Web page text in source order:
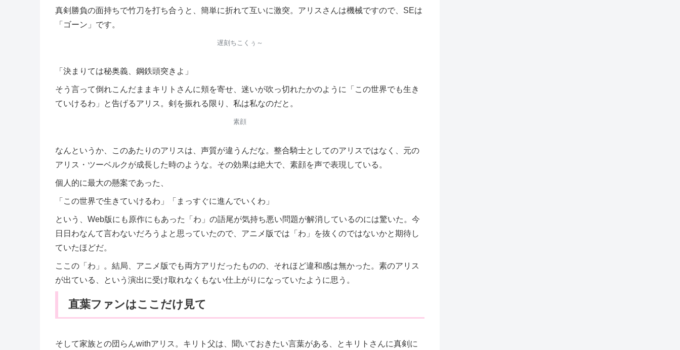
真剣勝負の面持ちで竹刀を打ち合うと、簡単に折れて互いに激突。アリスさんは機械ですので、SEは
「ゴーン」です。
遅刻ちこくぅ～
「決まりては秘奥義、鋼鉄頭突きよ」
そう言って倒れこんだままキリトさんに頬を寄せ、迷いが吹っ切れたかのように「この世界でも生き
ていけるわ」と告げるアリス。剣を振れる限り、私は私なのだと。
素顔
なんというか、このあたりのアリスは、声質が違うんだな。整合騎士としてのアリスではなく、元の
アリス・ツーベルクが成長した時のような。その効果は絶大で、素顔を声で表現している。
個人的に最大の懸案であった、
「この世界で生きていけるわ」「まっすぐに進んでいくわ」
という、Web版にも原作にもあった「わ」の語尾が気持ち悪い問題が解消しているのには驚いた。今
日日わなんて言わないだろうよと思っていたので、アニメ版では「わ」を抜くのではないかと期待し
ていたほどだ。
ここの「わ」。結局、アニメ版でも両方アリだったものの、それほど違和感は無かった。素のアリス
が出ている、という演出に受け取れなくもない仕上がりになっていたように思う。
直葉ファンはここだけ見て
そして家族との団らんwithアリス。キリト父は、聞いておきたい言葉がある、とキリトさんに真剣に